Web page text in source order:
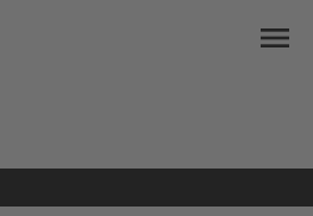
menu